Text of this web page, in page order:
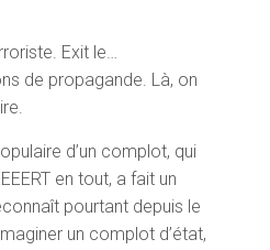
Exit le…
de propagande. Là, on
d’un complot, qui
en tout, a fait un
pourtant depuis le
un complot d’état,